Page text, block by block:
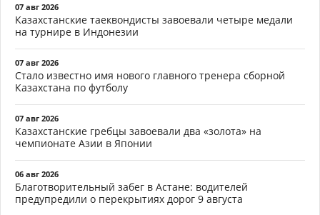
07 авг 2026
Казахстанские таеквондисты завоевали четыре медали
на турнире в Индонезии
07 авг 2026
Стало известно имя нового главного тренера сборной
Казахстана по футболу
07 авг 2026
Казахстанские гребцы завоевали два «золота» на
чемпионате Азии в Японии
06 авг 2026
Благотворительный забег в Астане: водителей
предупредили о перекрытиях дорог 9 августа